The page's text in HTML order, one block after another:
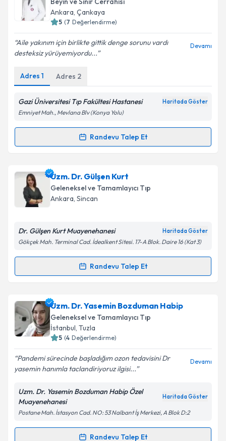
için bir takvim hazırlandığında e-posta ile
bilgilendireceğiz.
E-posta Adresiniz
Kişisel verilerimin işlenmesine ilişkinAydınlatma
Metni'ni okudum ve kişisel verilerimin belirtilen
kapsamda işlenmesini kabul ediyorum.
Takvim Talebini Gönder
Ankara, Çankaya
5 (7 Değerlendirme)
Aile yakınım için birlikte gittik denge sorunu vardı
desteksiz yürüyemiyordu...
Devamı
Adres 1 Adres 2
Gazi Üniversitesi Tıp Fakültesi Hastanesi Haritada Göster
Emniyet Mah., Mevlana Blv (Konya Yolu)
Randevu Talep Et
Randevu Takvimi Talebi
Prof. Dr. Memduh Kaymaziçin randevu takvimi
talebi oluşturun. Size bu uzmandan randevu almanız
için bir takvim hazırlandığında e-posta ile
bilgilendireceğiz.
Kişisel verilerimin işlenmesine ilişkinAydınlatma
kapsamda işlenmesini kabul ediyorum.
Takvim Talebini Gönder
Uzm. Dr. Gülşen Kurt
Geleneksel ve Tamamlayıcı Tıp
Ankara, Sincan
Dr. Gülşen Kurt Muayenehanesi Haritada Göster
Gökçek Mah. Terminal Cad. İdealkent Sitesi. 17-A Blok. Daire 16 (Kat 3)
Randevu Talep Et
Randevu Takvimi Talebi
Uzm. Dr. Gülşen Kurtiçin randevu takvimi talebi
oluşturun. Size bu uzmandan randevu almanız için bir
takvim hazırlandığında e-posta ile bilgilendireceğiz.
Kişisel verilerimin işlenmesine ilişkin
Aydınlatma
Metni'ni okudum ve kişisel verilerimin belirtilen
kapsamda işlenmesini kabul ediyorum.
Uzm. Dr. Yasemin Bozduman Habip
Geleneksel ve Tamamlayıcı Tıp
İstanbul, Tuzla
5 (4 Değerlendirme)
Pandemi sürecinde başladığım ozon tedavisini Dr
yasemin hanımla taclandiriyoruz ilgisi...
Devamı
Uzm. Dr. Yasemin Bozduman Habip Özel
Muayenehanesi
Haritada Göster
Postane Mah. İstasyon Cad. NO: 53 Nalbant İş Merkezi, A Blok D:2
Randevu Talep Et